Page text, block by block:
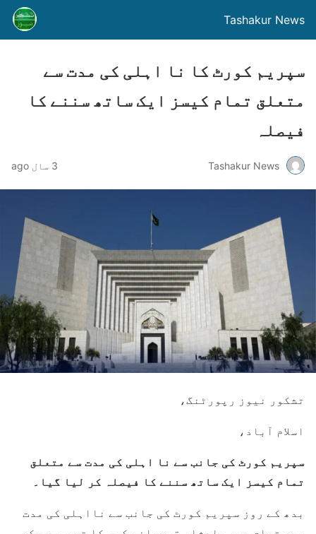
Tashakur News
سپریم کورٹ کا نا اہلی کی مدت سے
متعلق تمام کیسز ایک ساتھ سننے کا
فیصلہ
Tashakur News 3 سال ago
تشکور نیوز رپورٹنگ،
اسلام آباد،
سپریم کورٹ کی جانب سے نا اہلی کی مدت سے متعلق
تمام کیسز ایک ساتھ سننے کا فیصلہ کر لیا گیا۔
بدھ کے روز سپریم کورٹ کی جانب سے نااہلی کی مدت